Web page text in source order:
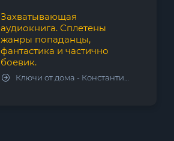
Захватывающая
аудиокнига. Сплетены
жанры попаданцы,
фантастика и частично
боевик.
Ключи от дома - Константин Калбазов